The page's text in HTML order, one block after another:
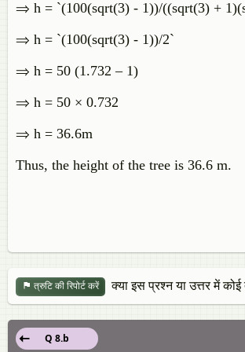
⇒ h = `(100(sqrt(3) - 1))/((sqrt(3) +
⇒ h = `(100(sqrt(3) - 1))/2`
⇒ h = 50 (1.732 – 1)
⇒ h = 50 × 0.732
⇒ h = 36.6m
Thus, the height of the tree is 36.6 m.
त्रुटि की रिपोर्ट करें क्या इस प्रश्न या उत्तर में
Q 8.b